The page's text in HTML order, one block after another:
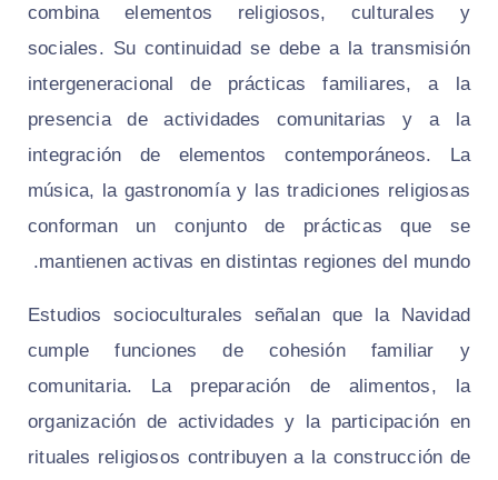
combina elementos religiosos, culturales y
sociales. Su continuidad se debe a la transmisión
intergeneracional de prácticas familiares, a la
presencia de actividades comunitarias y a la
integración de elementos contemporáneos. La
música, la gastronomía y las tradiciones religiosas
conforman un conjunto de prácticas que se
mantienen activas en distintas regiones del mundo.
Estudios socioculturales señalan que la Navidad
cumple funciones de cohesión familiar y
comunitaria. La preparación de alimentos, la
organización de actividades y la participación en
rituales religiosos contribuyen a la construcción de